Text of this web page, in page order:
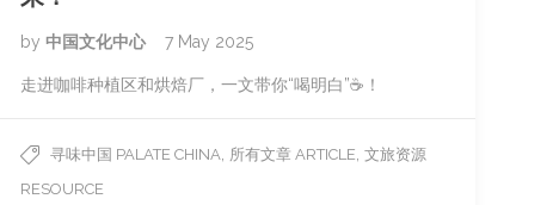
by 中国文化中心 7 May 2025
走进咖啡种植区和烘焙厂，一文带你“喝明白”☕！
寻味中国 PALATE CHINA 所有文章 ARTICLE 文旅资源
RESOURCE